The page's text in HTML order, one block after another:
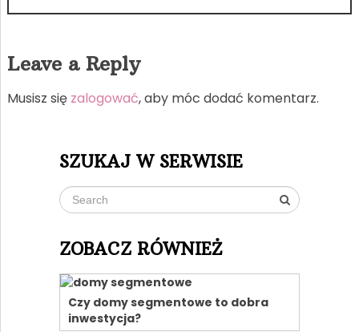
Leave a Reply
Musisz się zalogować, aby móc dodać komentarz.
SZUKAJ W SERWISIE
ZOBACZ RÓWNIEŻ
Czy domy segmentowe to dobra
inwestycja?